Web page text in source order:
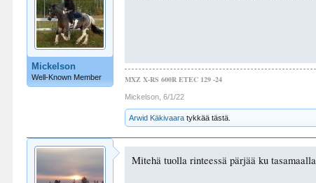
Mickelson
Well-Known Member MXZ X-RS 600R ETEC 129 -24
Mickelson 6/1/22
Arwid Käkivaara tykkää tästä.
Mitehä tuolla rinteessä pärjää ku